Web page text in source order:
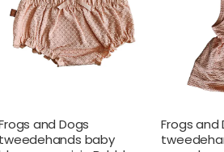
and Dogs
tweedehands baby
Frogs and